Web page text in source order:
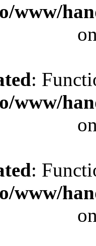
www/
:
www/
:
www/